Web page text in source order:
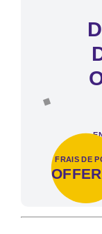
FRAIS DE
Frais de port